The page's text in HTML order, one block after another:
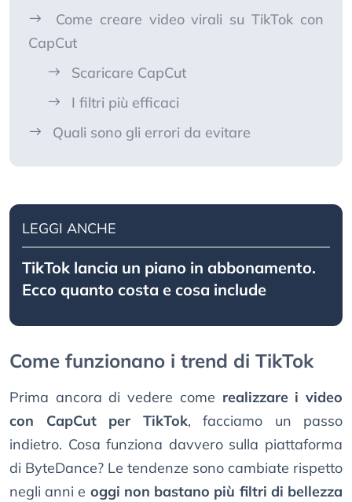
Come creare video virali su TikTok con
CapCut
Scaricare CapCut
I filtri più efficaci
Quali sono gli errori da evitare
LEGGI ANCHE
TikTok lancia un piano in abbonamento.
Ecco quanto costa e cosa include
Come funzionano i trend di TikTok
Prima ancora di vedere come realizzare i video
con CapCut per TikTok, facciamo un passo
indietro. Cosa funziona davvero sulla piattaforma
di ByteDance? Le tendenze sono cambiate rispetto
negli anni e oggi non bastano più filtri di bellezza